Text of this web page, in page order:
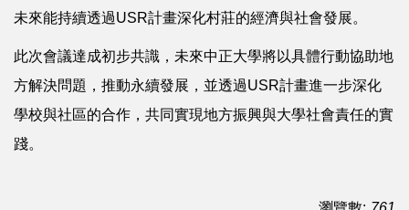
未來能持續透過USR計畫深化村莊的經濟與社會發展。
此次會議達成初步共識，未來中正大學將以具體行動協助地
方解決問題，推動永續發展，並透過USR計畫進一步深化
學校與社區的合作，共同實現地方振興與大學社會責任的實
踐。